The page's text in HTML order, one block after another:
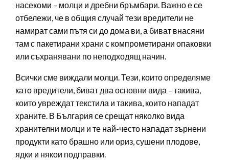
насекоми – молци и дребни бръмбари. Важно е се
отбележи, че в общия случай тези вредители не
намират сами пътя си до дома ви, а биват внасяни
там с пакетирани храни с компрометирани опаковки
или съхранявани по неподходящ начин.
Всички сме виждали молци. Тези, които определяме
като вредители, биват два основни вида – такива,
които увреждат текстила и такива, които нападат
храните. В България се срещат няколко вида
хранителни молци и те най-често нападат зърнени
продукти като брашно или ориз, сушени плодове,
ядки и някои подправки.